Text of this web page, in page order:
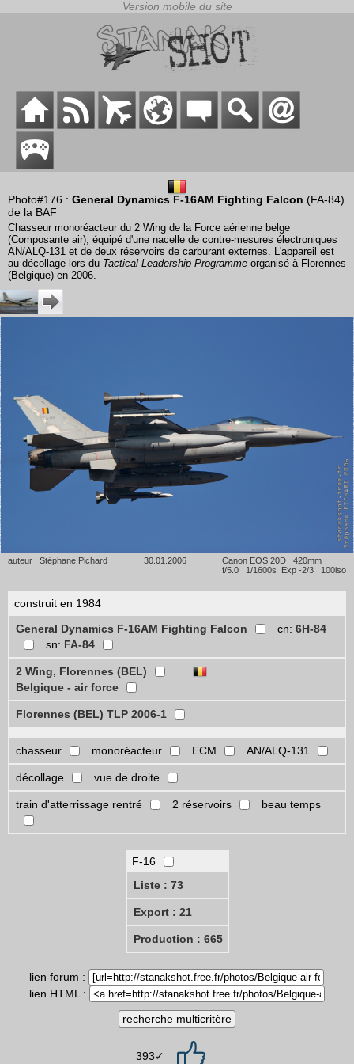
Photo#176 : General Dynamics F-16AM Fighting Falcon (FA-84)
de la BAF
Chasseur monoréacteur du 2 Wing de la Force aérienne belge
(Composante air), équipé d'une nacelle de contre-mesures électroniques
AN/ALQ-131 et de deux réservoirs de carburant externes. L'appareil est
au décollage lors du Tactical Leadership Programme organisé à Florennes
(Belgique) en 2006.
auteur : Stéphane Pichard 30.01.2006
Canon EOS 20D 420mm
f/5.0 1/1600s Exp -2/3 100iso
construit en 1984
General Dynamics F-16AM Fighting Falcon
cn: 6H-84
sn: FA-84
2 Wing, Florennes (BEL)
Belgique - air force
Florennes (BEL) TLP 2006-1
chasseur monoréacteur ECM AN/ALQ-131
décollage vue de droite
train d'atterrissage rentré 2 réservoirs beau temps
F-16
Liste : 73
Export : 21
Production : 665
lien forum :
lien HTML :
393✓